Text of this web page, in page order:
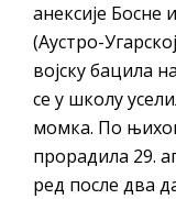
анексије
(Аустро-
војску бацила
се у школу
момка. По
прорадила 29.
ред после два